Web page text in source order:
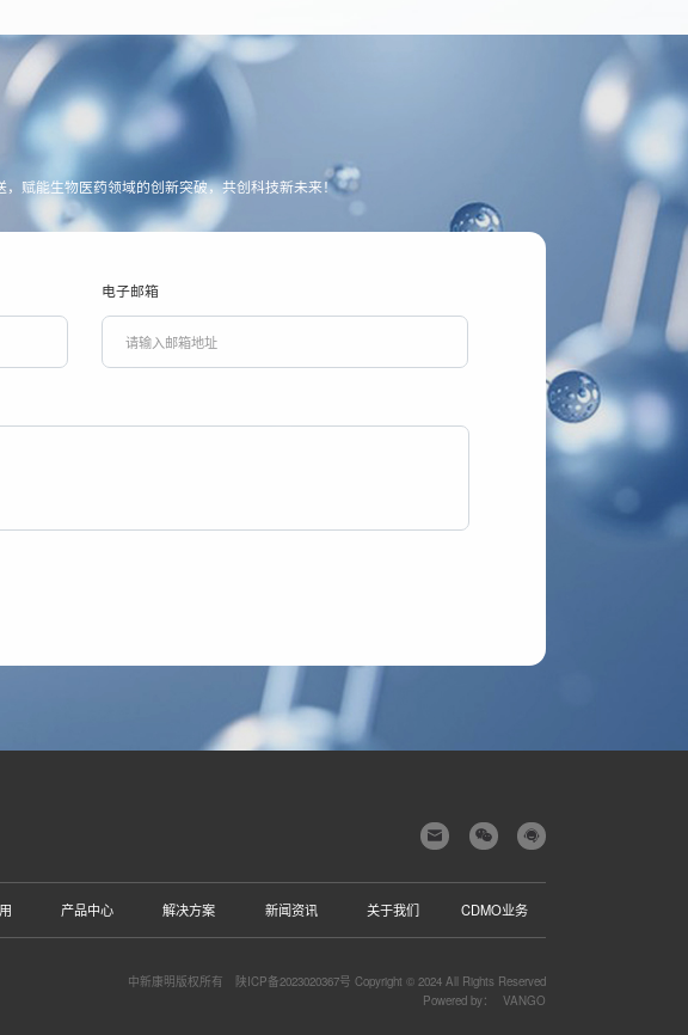
赋能生物医药领域的创新突破，共创科技新未来！
电子邮箱
产品中心 解决方案 新闻资讯 关于我们 CDMO业务
中新康明版权所有 陕ICP备2023020367号 Copyright © 2024 All Rights Reserved
Powered by：
VANGO